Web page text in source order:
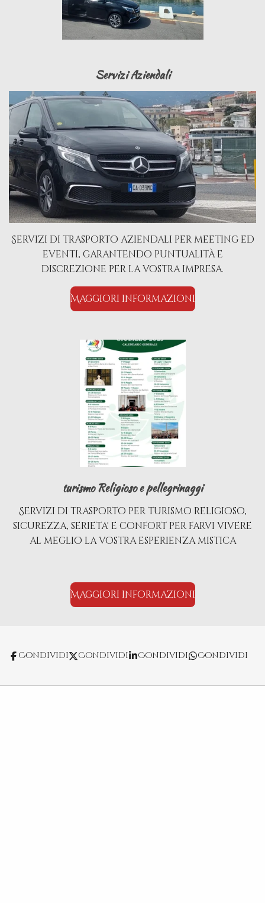
Servizi Aziendali
Servizi di trasporto aziendali per meeting ed
eventi, garantendo puntualità e
discrezione per la vostra impresa.
Maggiori informazioni
turismo Religioso e pellegrinaggi
Servizi di trasporto per turismo religioso,
sicurezza, serieta' e confort per farvi vivere
al meglio la vostra esperienza mistica
Maggiori informazioni
Condividi Condividi Condividi Condividi